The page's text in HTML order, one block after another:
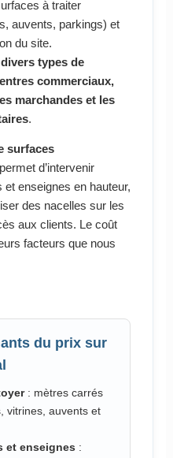
à traiter
auvents, parkings) et
du site.
types de
commerciaux,
marchandes et les
.
surfaces
d’intervenir
enseignes en hauteur,
des nacelles sur les
aux clients. Le coût
facteurs que nous
du prix sur
: mètres carrés
vitrines, auvents et
et enseignes :